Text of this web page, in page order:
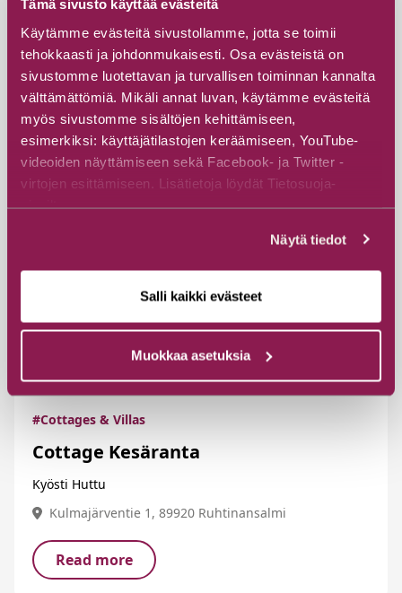
Tämä sivusto käyttää evästeitä
Käytämme evästeitä sivustollamme, jotta se toimii
tehokkaasti ja johdonmukaisesti. Osa evästeistä on
sivustomme luotettavan ja turvallisen toiminnan kannalta
välttämättömiä. Mikäli annat luvan, käytämme evästeitä
myös sivustomme sisältöjen kehittämiseen,
esimerkiksi: käyttäjätilastojen keräämiseen, YouTube-
videoiden näyttämiseen sekä Facebook- ja Twitter -
virtojen esittämiseen. Lisätietoja löydät Tietosuoja-
sivuiltamme.
Näytä tiedot
Salli kaikki evästeet
Muokkaa asetuksia
Read more
#Cottages & Villas
Cottage Kesäranta
Kyösti Huttu
Kulmajärventie 1, 89920 Ruhtinansalmi
Read more